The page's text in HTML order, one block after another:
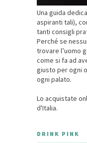
Una guida
aspiranti tali),
tanti consigli
Perché se
trovare l’uomo
come si fa ad
giusto per ogni
ogni palato.
Lo acquistate
d'Italia.
DRINK PINK